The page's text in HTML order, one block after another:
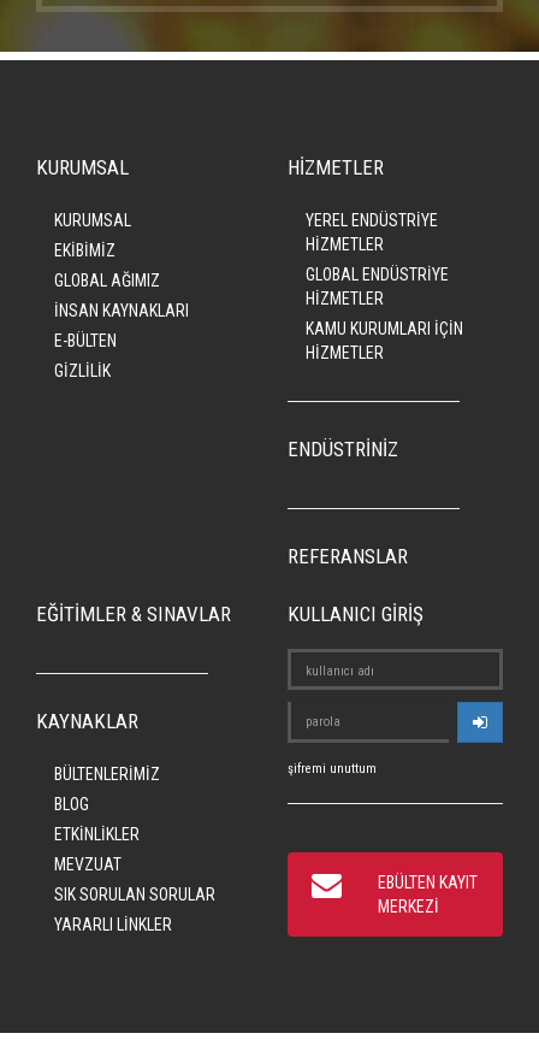
KURUMSAL
KURUMSAL
EKİBİMİZ
GLOBAL AĞIMIZ
İNSAN KAYNAKLARI
E-BÜLTEN
GİZLİLİK
HİZMETLER
YEREL ENDÜSTRİYE
HİZMETLER
GLOBAL ENDÜSTRİYE
HİZMETLER
KAMU KURUMLARI İÇİN
HİZMETLER
ENDÜSTRİNİZ
REFERANSLAR
EĞİTİMLER & SINAVLAR
KAYNAKLAR
BÜLTENLERİMİZ
BLOG
ETKİNLİKLER
MEVZUAT
SIK SORULAN SORULAR
YARARLI LİNKLER
KULLANICI GİRİŞ
şifremi unuttum
EBÜLTEN KAYIT
MERKEZİ